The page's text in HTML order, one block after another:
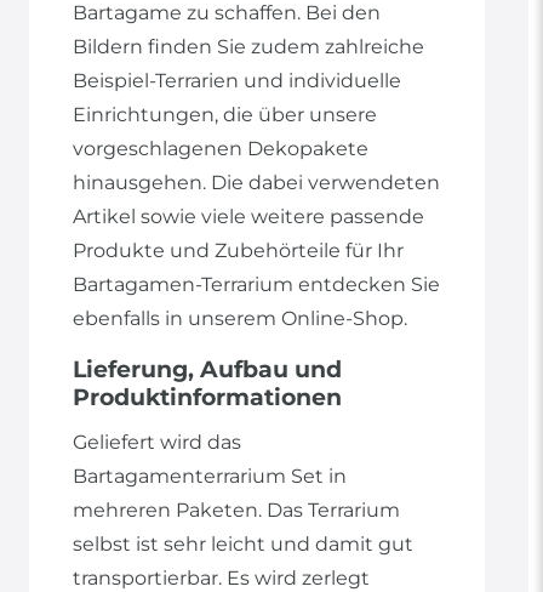
Bartagame zu schaffen. Bei den
Bildern finden Sie zudem zahlreiche
Beispiel-Terrarien und individuelle
Einrichtungen, die über unsere
vorgeschlagenen Dekopakete
hinausgehen. Die dabei verwendeten
Artikel sowie viele weitere passende
Produkte und Zubehörteile für Ihr
Bartagamen-Terrarium entdecken Sie
ebenfalls in unserem Online-Shop.
Lieferung, Aufbau und
Produktinformationen
Geliefert wird das
Bartagamenterrarium Set in
mehreren Paketen. Das Terrarium
selbst ist sehr leicht und damit gut
transportierbar. Es wird zerlegt